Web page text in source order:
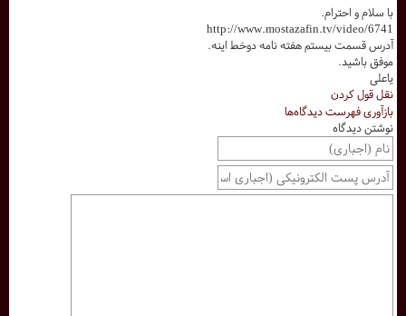
با سلام و احترام.
http://www.mostazafin.tv/video/6741
آدرس قسمت بیستم هفته نامه دوخط اینه.
موفق باشید.
یاعلی
نقل قول کردن
بازآوری فهرست دیدگاه‌ها
نوشتن دیدگاه